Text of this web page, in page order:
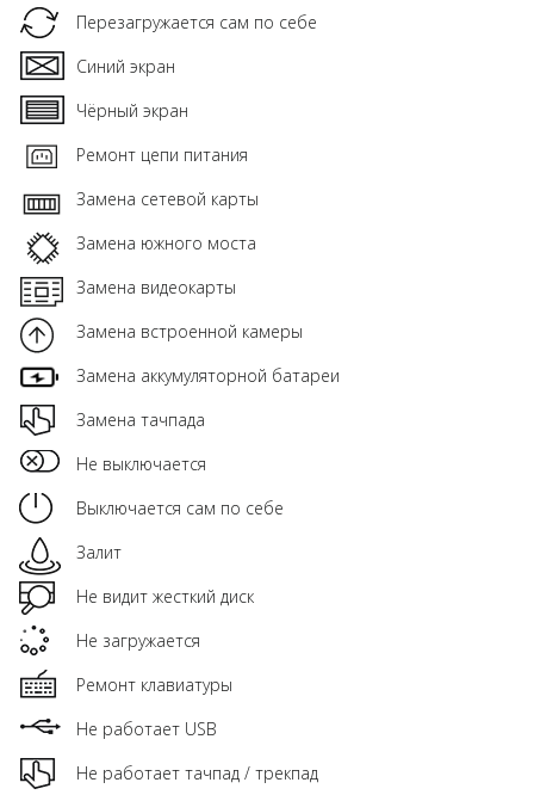
Перезагружается сам по себе
Синий экран
Чёрный экран
Ремонт цепи питания
Замена сетевой карты
Замена южного моста
Замена видеокарты
Замена встроенной камеры
Замена аккумуляторной батареи
Замена тачпада
Не выключается
Выключается сам по себе
Залит
Не видит жесткий диск
Не загружается
Ремонт клавиатуры
Не работает USB
Не работает тачпад / трекпад